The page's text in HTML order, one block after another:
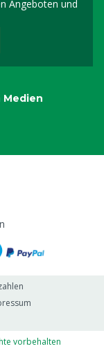
Angeboten und
Medien
vorbehalten